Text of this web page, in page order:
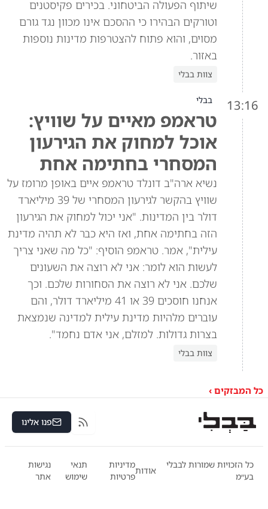
שיתוף הפעולה הביטחוני. בכירים פקיסטנים
וטורקים הבהירו כי ההסכם אינו מכוון נגד גורם
מסוים, והוא פתוח להצטרפות מדינות נוספות
באזור.
צוות בבלי
13:16 בבלי
טראמפ מאיים על שוויץ:
אוכל למחוק את הגירעון
המסחרי בחתימה אחת
נשיא ארה"ב דונלד טראמפ איים באופן מרומז על
שוויץ בהקשר לגירעון המסחרי של 39 מיליארד
דולר בין המדינות. "אני יכול למחוק את הגירעון
הזה בחתימה אחת, ואז היא כבר לא תהיה מדינת
עילית", אמר. טראמפ הוסיף: "כל מה שאני צריך
לעשות הוא לומר: אני לא רוצה את השעונים
שלכם. אני לא רוצה את הסחורות שלכם. וכך
אנחנו חוסכים 39 או 41 מיליארד דולר, והם
עוברים מלהיות מדינת עילית למדינה שנמצאת
בצרות גדולות. למזלם, אני אדם נחמד".
צוות בבלי
כל המבזקים ›
RSS פנו אלינו
כל הזכויות שמורות לבבלי
בע״מ
אודות
מדיניות
פרטיות
תנאי
שימוש
נגישות
אתר